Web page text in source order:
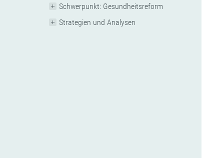
Schwerpunkt: Gesundheitsreform
Strategien und Analysen